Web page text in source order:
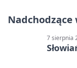
7 sierpnia